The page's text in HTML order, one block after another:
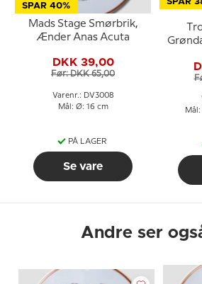
SPAR 40%
Mads Stage Smørbrik,
Ænder Anas Acuta
DKK 39,00
Før: DKK 65,00
Varenr.: DV3008
Mål: Ø: 16 cm
PÅ LAGER
Se vare
Andre ser